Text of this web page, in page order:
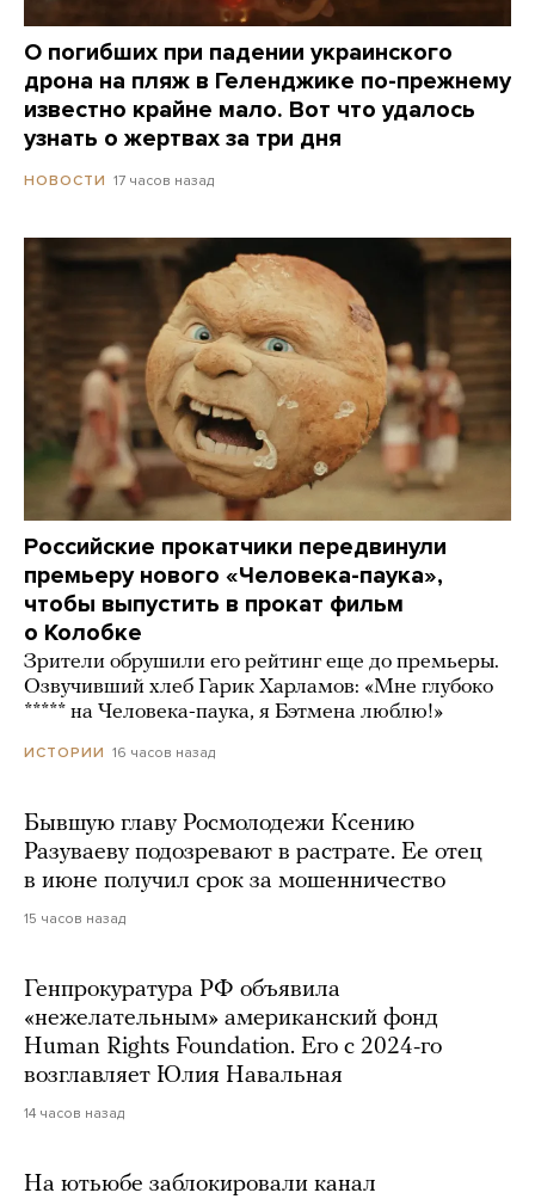
О погибших при падении украинского
дрона на пляж в Геленджике по-прежнему
известно крайне мало. Вот что удалось
узнать о жертвах за три дня
НОВОСТИ 17 часов назад
Российские прокатчики передвинули
премьеру нового «Человека-паука»,
чтобы выпустить в прокат фильм
о Колобке
Зрители обрушили его рейтинг еще до премьеры.
Озвучивший хлеб Гарик Харламов: «Мне глубоко
***** на Человека-паука, я Бэтмена люблю!»
ИСТОРИИ 16 часов назад
Бывшую главу Росмолодежи Ксению
Разуваеву подозревают в растрате. Ее отец
в июне получил срок за мошенничество
15 часов назад
Генпрокуратура РФ объявила
«нежелательным» американский фонд
Human Rights Foundation. Его с 2024-го
возглавляет Юлия Навальная
14 часов назад
На ютьюбе заблокировали канал